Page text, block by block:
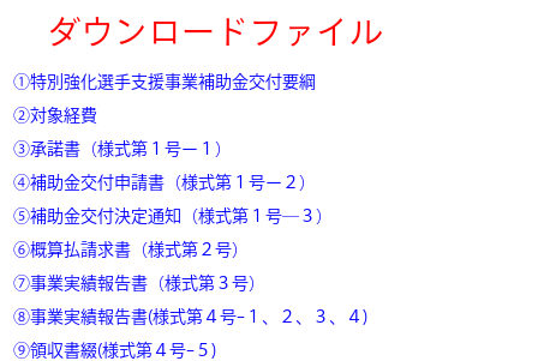
ダウンロードファイル
①特別強化選手支援事業補助金交付要綱
②対象経費
③承諾書（様式第１号ー１）
④補助金交付申請書（様式第１号ー２）
⑤補助金交付決定通知（様式第１号―３）
⑥概算払請求書（様式第２号）
⑦事業実績報告書（様式第３号）
⑧事業実績報告書(様式第４号ｰ１、２、３、４)
⑨領収書綴(様式第４号ｰ５)